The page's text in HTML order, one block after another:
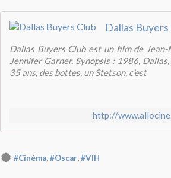
Dallas Buyers
Dallas Buyers Club est un film de
Jennifer Garner. Synopsis : 1986,
35 ans, des bottes, un Stetson, c'est
http://
#Cinéma,#Oscar,#VIH